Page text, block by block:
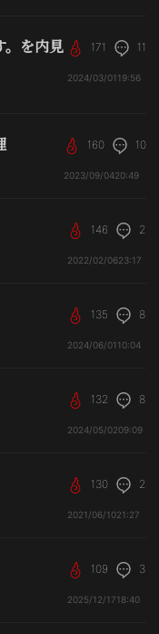
。を内見 171 11
2024/03/01 19:56
160 10
2023/09/0420:49
146 2
2022/02/0623:17
135 8
2024/06/01 10:04
132 8
2024/05/0209:09
130 2
2021/06/1021:27
109 3
2025/12/1718:40